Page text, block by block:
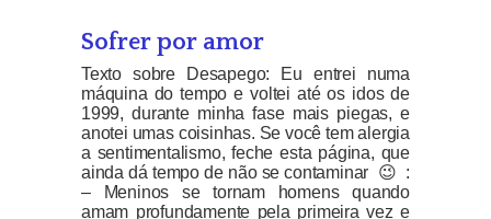
Sofrer por amor
Texto sobre Desapego: Eu entrei numa
máquina do tempo e voltei até os idos de
1999, durante minha fase mais piegas, e
anotei umas coisinhas. Se você tem alergia
a sentimentalismo, feche esta página, que
ainda dá tempo de não se contaminar 😉 :
– Meninos se tornam homens quando
amam profundamente pela primeira vez e